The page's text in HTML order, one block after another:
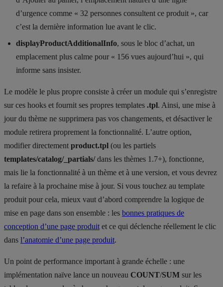
d’urgence comme « 32 personnes consultent ce produit », car
c’est la dernière information lue avant le clic.
displayProductAdditionalInfo, sous le bloc d’achat, un
emplacement plus calme pour « 156 vues aujourd’hui », qui
informe sans insister.
Le modèle le plus propre consiste à créer un module qui s’enregistre
sur ces hooks et fournit ses propres templates .tpl. Ainsi, une mise à
jour du thème ne supprimera pas vos changements, et désactiver le
module retirera proprement la fonctionnalité. L’autre option,
modifier directement product.tpl (ou les partiels
templates/catalog/_partials/dans les thèmes 1.7+), fonctionne,
mais lie la fonctionnalité à un thème et à une version, et vous devrez
la refaire à la prochaine mise à jour. Si vous touchez au template
produit pour cela, mieux vaut d’abord comprendre la logique de
mise en page dans son ensemble : les bonnes pratiques de
conception d’une page produit et ce qui déclenche réellement le clic
dans l’anatomie d’une page produit.
Un point de performance important à grande échelle : une
implémentation naïve lance un nouveau COUNT/SUM sur les